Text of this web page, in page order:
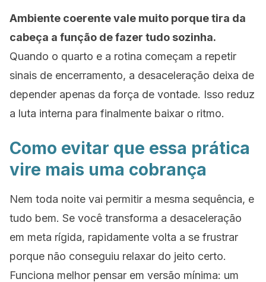
Ambiente coerente vale muito porque tira da
cabeça a função de fazer tudo sozinha.
Quando o quarto e a rotina começam a repetir
sinais de encerramento, a desaceleração deixa de
depender apenas da força de vontade. Isso reduz
a luta interna para finalmente baixar o ritmo.
Como evitar que essa prática
vire mais uma cobrança
Nem toda noite vai permitir a mesma sequência, e
tudo bem. Se você transforma a desaceleração
em meta rígida, rapidamente volta a se frustrar
porque não conseguiu relaxar do jeito certo.
Funciona melhor pensar em versão mínima: um